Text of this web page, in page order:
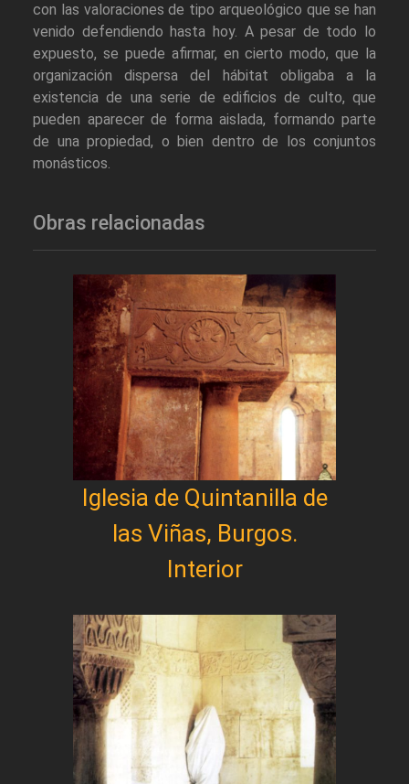
con las valoraciones de tipo arqueológico que se han
venido defendiendo hasta hoy. A pesar de todo lo
expuesto, se puede afirmar, en cierto modo, que la
organización dispersa del hábitat obligaba a la
existencia de una serie de edificios de culto, que
pueden aparecer de forma aislada, formando parte
de una propiedad, o bien dentro de los conjuntos
monásticos.
Obras relacionadas
Iglesia de Quintanilla de
las Viñas, Burgos.
Interior